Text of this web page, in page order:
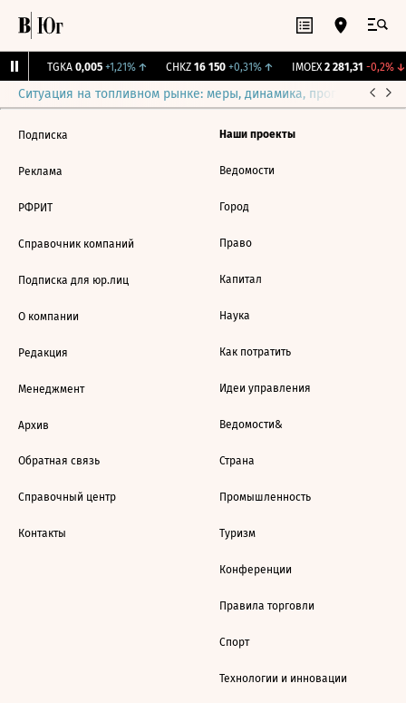
TGKA 0,005 +1,21%↑ CHKZ 16 150 +0,31%↑ IMOEX 2 281,31 -0,2%↓
Ситуация на топливном рынке: меры, динамика, прогнозы
Подписка
Реклама
РФРИТ
Справочник компаний
Подписка для юр.лиц
О компании
Редакция
Менеджмент
Архив
Обратная связь
Справочный центр
Контакты
Наши проекты
Ведомости
Город
Право
Капитал
Наука
Как потратить
Идеи управления
Ведомости&
Страна
Промышленность
Туризм
Конференции
Правила торговли
Спорт
Технологии и инновации